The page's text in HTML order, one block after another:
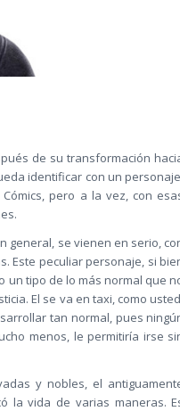
de su transformación
identificar con un
pero a la vez, con
general, se vienen en serio,
Este peculiar personaje, si
un tipo de lo más normal que
El se va en taxi, como
tan normal, pues
menos, le permitiría irse
y nobles, el
la vida de varias maneras.